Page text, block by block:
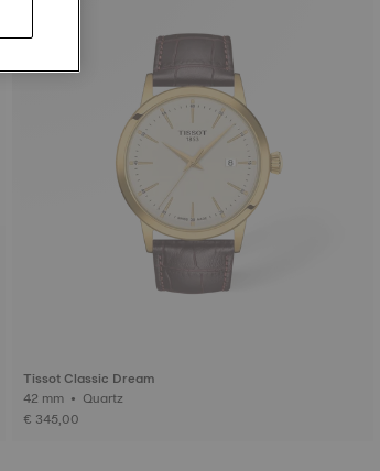
Tissot Classic Dream
42 mm • Quartz
€ 345,00